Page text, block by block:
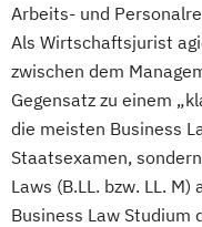
Arbeits- und
Als Wirtschaftsjurist
zwischen dem
Gegensatz zu einem
die meisten Business
Staatsexamen,
Laws (B.LL. bzw. LL.
Business Law Studium